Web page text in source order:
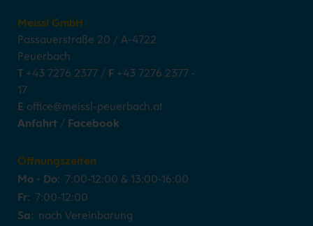
Meissl GmbH
Passauerstraße 20 / A-4722
Peuerbach
T +43 7276 2377 / F +43 7276 2377 -
17
E office@meissl-peuerbach.at
Anfahrt / Facebook
Öffnungszeiten
Mo - Do: 7:00-12:00 & 13:00-16:00
Fr: 7:00-12:00
Sa: nach Vereinbarung